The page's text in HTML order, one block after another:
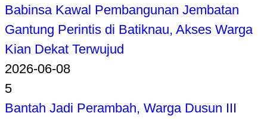
Babinsa Kawal Pembangunan Jembatan
Gantung Perintis di Batiknau, Akses Warga
Kian Dekat Terwujud
2026-06-08
5
Bantah Jadi Perambah, Warga Dusun III